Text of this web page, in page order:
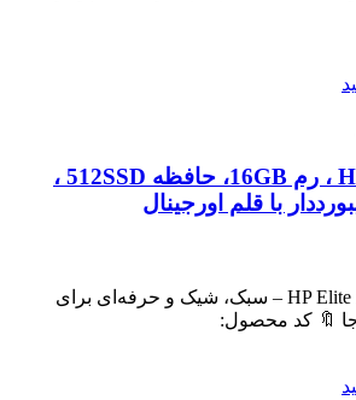
لپ تاپ/تبلت HP X2 ، رم 16GB، حافظه 512SSD ،
با قلم اورجینال
🔥لپ تاپ HP Elite x2 1012 G2 – سبک، شیک و حرفه‌ای برای
🔖 کد محصول: